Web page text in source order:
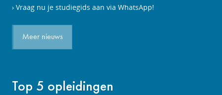
Vraag nu je studiegids aan via WhatsApp!
Meer nieuws
Top 5 opleidingen